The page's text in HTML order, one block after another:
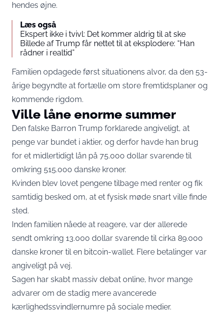
hendes øjne.
Læs også
Ekspert ikke i tvivl: Det kommer aldrig til at ske
Billede af Trump får nettet til at eksplodere: “Han
rådner i realtid”
Familien opdagede først situationens alvor, da den 53-
årige begyndte at fortælle om store fremtidsplaner og
kommende rigdom.
Ville låne enorme summer
Den falske Barron Trump forklarede angiveligt, at
penge var bundet i aktier, og derfor havde han brug
for et midlertidigt lån på 75.000 dollar svarende til
omkring 515.000 danske kroner.
Kvinden blev lovet pengene tilbage med renter og fik
samtidig besked om, at et fysisk møde snart ville finde
sted.
Inden familien nåede at reagere, var der allerede
sendt omkring 13.000 dollar svarende til cirka 89.000
danske kroner til en bitcoin-wallet. Flere betalinger var
angiveligt på vej.
Sagen har skabt massiv debat online, hvor mange
advarer om de stadig mere avancerede
kærlighedssvindlernumre på sociale medier.